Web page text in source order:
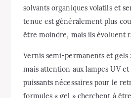
solvants organiques volatils et
tenue est généralement plus
être moindre, mais ils évoluent
Vernis semi-permanents et gels
mais attention aux lampes UV et
puissants nécessaires pour le
formules « gel » cherchent à